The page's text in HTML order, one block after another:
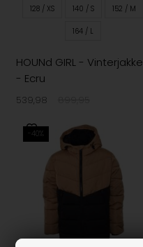
128 / XS 140 / S 152 / M
164 / L
HOUNd GIRL - Vinterjakke
- Ecru
539,98
-40%